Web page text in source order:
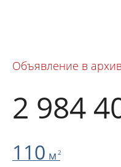
Объявление в
2 984
110 м 2